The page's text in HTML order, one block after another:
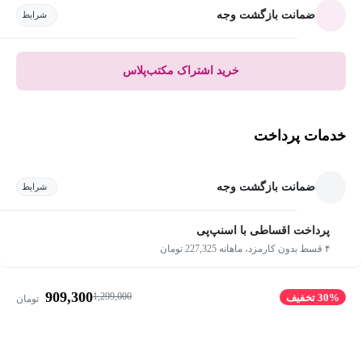
ضمانت بازگشت وجه شرایط
خرید اشتراک مکتب‌پلاس
خدمات پرداخت
ضمانت بازگشت وجه شرایط
پرداخت اقساطی با اسنپ‌پی
۴ قسط بدون کارمزد، ماهانه 227,325 تومان
30% تخفیف 1,299,000
909,300 تومان